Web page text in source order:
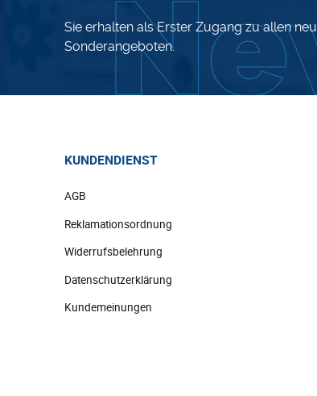
Sie erhalten als Erster Zugang zu allen
Sonderangeboten.
KUNDENDIENST
AGB
Reklamationsordnung
Widerrufsbelehrung
Datenschutzerklärung
Kundemeinungen